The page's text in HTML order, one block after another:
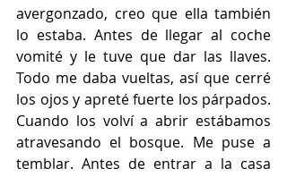
avergonzado, creo que ella también
lo estaba. Antes de llegar al coche
vomité y le tuve que dar las llaves.
Todo me daba vueltas, así que cerré
los ojos y apreté fuerte los párpados.
Cuando los volví a abrir estábamos
atravesando el bosque. Me puse a
temblar. Antes de entrar a la casa